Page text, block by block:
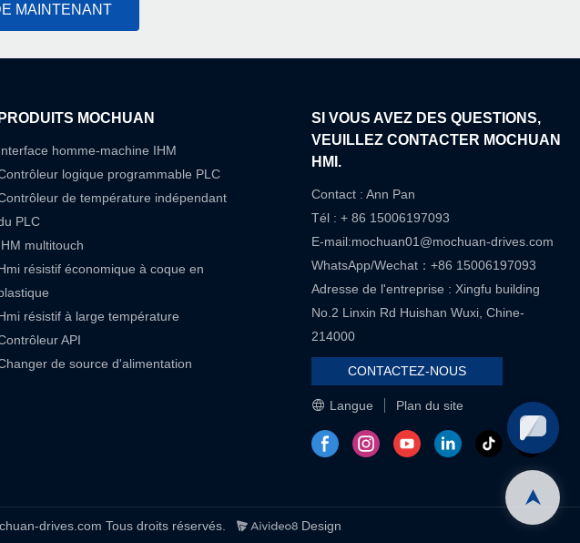
MAINTENANT
PRODUITS MOCHUAN
homme-machine IHM
logique programmable PLC
de température indépendant
PLC
multitouch
résistif économique à coque en
résistif à large température
API
de source d'alimentation
SI VOUS AVEZ DES QUESTIONS,
VEUILLEZ CONTACTER MOCHUAN
HMI.
Contact : Ann Pan
Tél : + 86 15006197093
E-mail:mochuan01@mochuan-drives.com
WhatsApp/Wechat：+86 15006197093
Adresse de l'entreprise : Xingfu building
No.2 Linxin Rd Huishan Wuxi, Chine-
214000
CONTACTEZ-NOUS
Langue Plan du site
drives.com Tous droits réservés. Design